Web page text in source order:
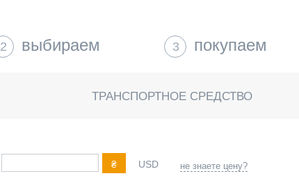
выбираем
2 покупаем
3
ТРАНСПОРТНОЕ СРЕДСТВО
₴ USD не знаете цену?